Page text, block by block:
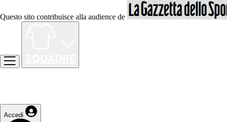
Questo sito contribuisce alla audience de
Accedi